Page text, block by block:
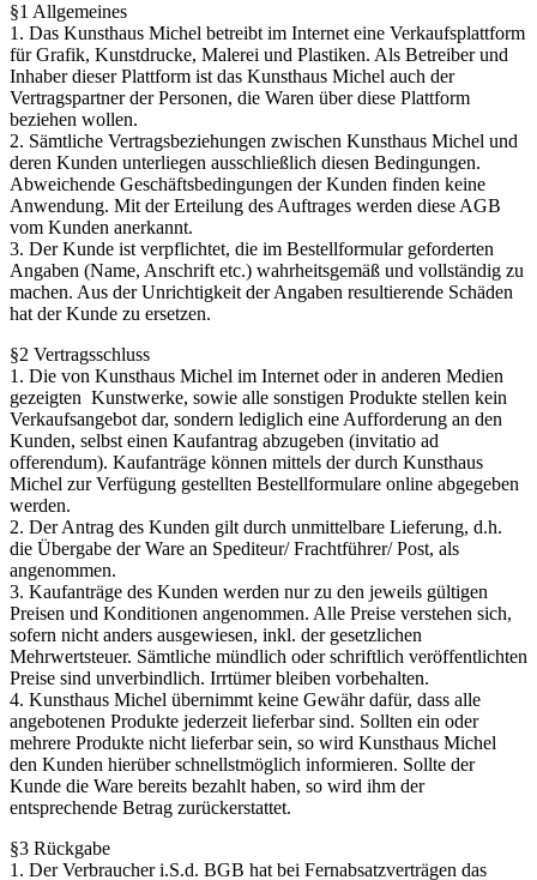
§1 Allgemeines
1. Das Kunsthaus Michel betreibt im Internet eine Verkaufsplattform
für Grafik, Kunstdrucke, Malerei und Plastiken. Als Betreiber und
Inhaber dieser Plattform ist das Kunsthaus Michel auch der
Vertragspartner der Personen, die Waren über diese Plattform
beziehen wollen.
2. Sämtliche Vertragsbeziehungen zwischen Kunsthaus Michel und
deren Kunden unterliegen ausschließlich diesen Bedingungen.
Abweichende Geschäftsbedingungen der Kunden finden keine
Anwendung. Mit der Erteilung des Auftrages werden diese AGB
vom Kunden anerkannt.
3. Der Kunde ist verpflichtet, die im Bestellformular geforderten
Angaben (Name, Anschrift etc.) wahrheitsgemäß und vollständig zu
machen. Aus der Unrichtigkeit der Angaben resultierende Schäden
hat der Kunde zu ersetzen.
§2 Vertragsschluss
1. Die von Kunsthaus Michel im Internet oder in anderen Medien
gezeigten Kunstwerke, sowie alle sonstigen Produkte stellen kein
Verkaufsangebot dar, sondern lediglich eine Aufforderung an den
Kunden, selbst einen Kaufantrag abzugeben (invitatio ad
offerendum). Kaufanträge können mittels der durch Kunsthaus
Michel zur Verfügung gestellten Bestellformulare online abgegeben
werden.
2. Der Antrag des Kunden gilt durch unmittelbare Lieferung, d.h.
die Übergabe der Ware an Spediteur/ Frachtführer/ Post, als
angenommen.
3. Kaufanträge des Kunden werden nur zu den jeweils gültigen
Preisen und Konditionen angenommen. Alle Preise verstehen sich,
sofern nicht anders ausgewiesen, inkl. der gesetzlichen
Mehrwertsteuer. Sämtliche mündlich oder schriftlich veröffentlichten
Preise sind unverbindlich. Irrtümer bleiben vorbehalten.
4. Kunsthaus Michel übernimmt keine Gewähr dafür, dass alle
angebotenen Produkte jederzeit lieferbar sind. Sollten ein oder
mehrere Produkte nicht lieferbar sein, so wird Kunsthaus Michel
den Kunden hierüber schnellstmöglich informieren. Sollte der
Kunde die Ware bereits bezahlt haben, so wird ihm der
entsprechende Betrag zurückerstattet.
§3 Rückgabe
1. Der Verbraucher i.S.d. BGB hat bei Fernabsatzverträgen das